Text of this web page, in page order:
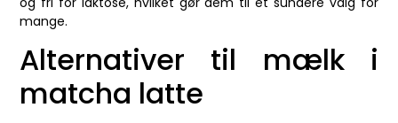
mange.
Alternativer til mælk i
matcha latte